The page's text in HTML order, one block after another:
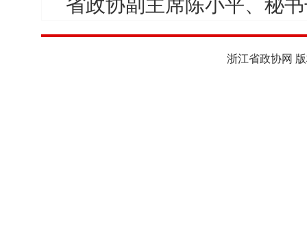
省政协副主席陈小平、秘
浙江省政协网